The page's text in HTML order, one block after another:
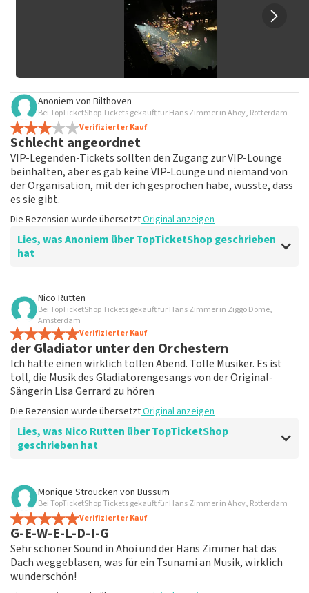
Anoniem von Bilthoven
Bei TopTicketShop Tickets gekauft für Hans Zimmer in Ahoy, Rotterdam
Verifizierter Kauf
Schlecht angeordnet
VIP-Legenden-Tickets sollten den Zugang zur VIP-Lounge
beinhalten, aber es gab keine VIP-Lounge und niemand von
der Organisation, mit der ich gesprochen habe, wusste, dass
es sie gibt.
Die Rezension wurde übersetztOriginal anzeigen
Lies, was Anoniem über TopTicketShop geschrieben
hat
Bewertung von Anoniem über
Schlecht angeordnet
VIP-Legenden-Tickets sollten den Zugang zur VIP-
Lounge beinhalten, aber es gab keine VIP-Lounge und
niemand von der Organisation, mit der ich gesprochen
habe, wusste, dass es sie gibt.
Die Rezension wurde übersetzt
Beste klant, Bedankt voor het schrijven van een review
ook helpt u andere consumenten met het maken van
een beslissing. Vervelend dat u niet tevreden bent met
onze diensten. Wij zullen uw feedback gebruiken om te
proberen onze dienstverlening te verbeteren. Bedankt
voor uw reactie en hopelijk tot ziens. Met vriendelijke
groeten, Joost Topticketshop
Antwort von TopTicketShop
Nico Rutten
Bei TopTicketShop Tickets gekauft für Hans Zimmer in Ziggo Dome,
Amsterdam
Verifizierter Kauf
der Gladiator unter den Orchestern
Ich hatte einen wirklich tollen Abend. Tolle Musiker. Es ist
toll, die Musik des Gladiatorengesangs von der Original-
Sängerin Lisa Gerrard zu hören
Die Rezension wurde übersetztOriginal anzeigen
Lies, was Nico Rutten über TopTicketShop
geschrieben hat
Bewertung von Nico Rutten über
Aber teuer
Die Rezension wurde übersetzt
Monique Stroucken von Bussum
Bei TopTicketShop Tickets gekauft für Hans Zimmer in Ahoy, Rotterdam
Verifizierter Kauf
G-E-W-E-L-D-I-G
Sehr schöner Sound in Ahoi und der Hans Zimmer hat das
Dach weggeblasen, was für ein Tsunami an Musik, wirklich
wunderschön!